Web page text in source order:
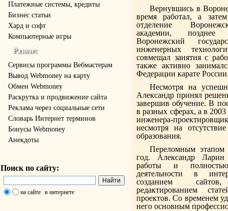
Платежные системы, кредиты
Бизнес статьи
Хард и софт
Компьютерные игры
Разное:
Cервисы программы Вебмастерам
Вывод Webmoney на карту
Обмен Webmoney
Раскрутка и продвижение сайта
Реклама через социальные сети
Словарь Интернет терминов
Бонусы Webmoney
Анекдоты
Поиск по сайту:
на сайте в интернете
Вернувшись в
время работал, а
отделение
академии, позднее
Воронежский
инженерных
совмещал занятия с
также активно
Федерации карате
Несмотря на
Александр принял
завершив обучение. В
в разных сферах, а в
инженера-
несмотря на
образования.
Переломным
год. Александр
работы и
деятельности в
созданием сайтов,
редактированием
проектов. Со временем
него основным